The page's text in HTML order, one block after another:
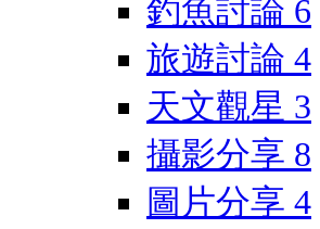
釣魚討論 6
旅遊討論 4
天文觀星 3
攝影分享 8
圖片分享 4